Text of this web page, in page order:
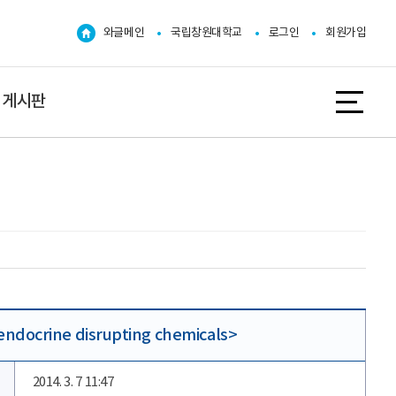
와글메인 국립창원대학교 로그인 회원가입
게시판
disrupting chemicals>
2014. 3. 7 11:47